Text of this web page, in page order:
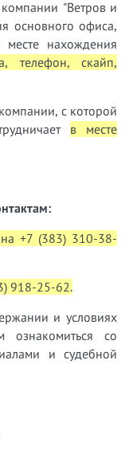
"Ветров и
основного офиса,
нахождения
телефон, скайп,
с которой
в месте
+7 (383) 310-38-
918-25-62.
и условиях
ознакомиться со
и судебной